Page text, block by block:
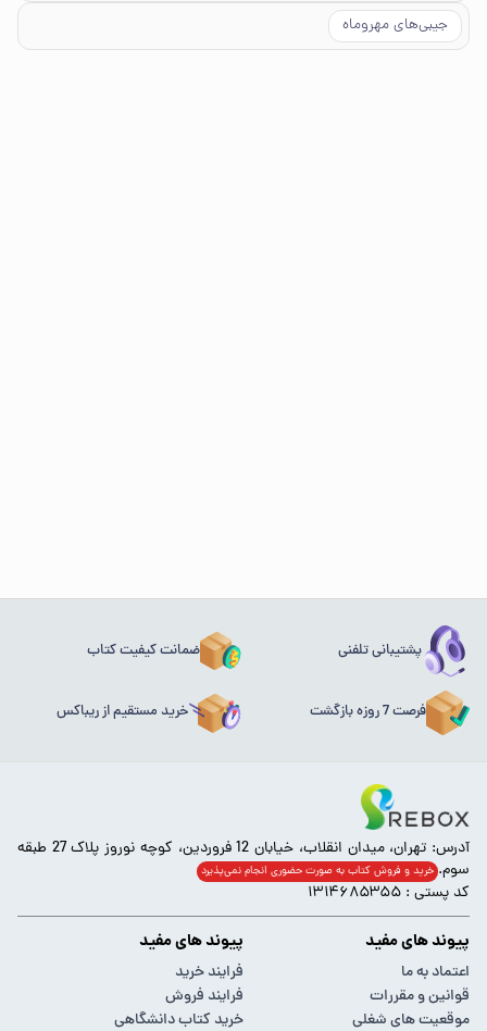
جیبی‌های مهروماه
پشتیبانی تلفنی ضمانت کیفیت کتاب
فرصت 7 روزه بازگشت خرید مستقیم از ریباکس
آدرس: تهران، میدان انقلاب، خیابان 12 فروردین، کوچه نوروز پلاک 27 طبقه
سوم. خرید و فروش کتاب به صورت حضوری انجام‌ نمی‌پذیرد
کد پستی : ۱۳۱۴۶۸۵۳۵۵
پیوند های مفید
اعتماد به ما
قوانین و مقررات
موقعیت های شغلی
پیوند های مفید
فرایند خرید
فرایند فروش
خرید کتاب دانشگاهی